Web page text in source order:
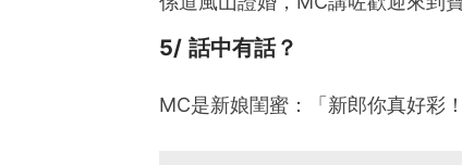
5/ 話中有話？
MC是新娘閨蜜：「新郎你真好彩